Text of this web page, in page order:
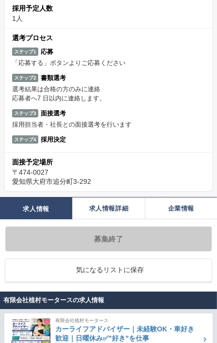
採用予定人数
1人
選考プロセス
ステップ1
応募
「応募する」ボタンよりご応募ください
ステップ2
書類選考
選考結果は合格の方のみに連絡
応募者へ7 日以内に連絡します。
ステップ3
面接選考
採用担当者・社長との面接選考を行います
ステップ4 採用決定
面接予定場所
〒474-0027
愛知県大府市追分町3-292
求人情報 求人情報詳細 企業情報
募集終了
気になるリストに保存
有限会社植村モータースの求人情報
有限会社植村モータース
カーライフアドバイザー｜未経験OK・車好き
歓迎｜日曜休み✅"好き"を仕事